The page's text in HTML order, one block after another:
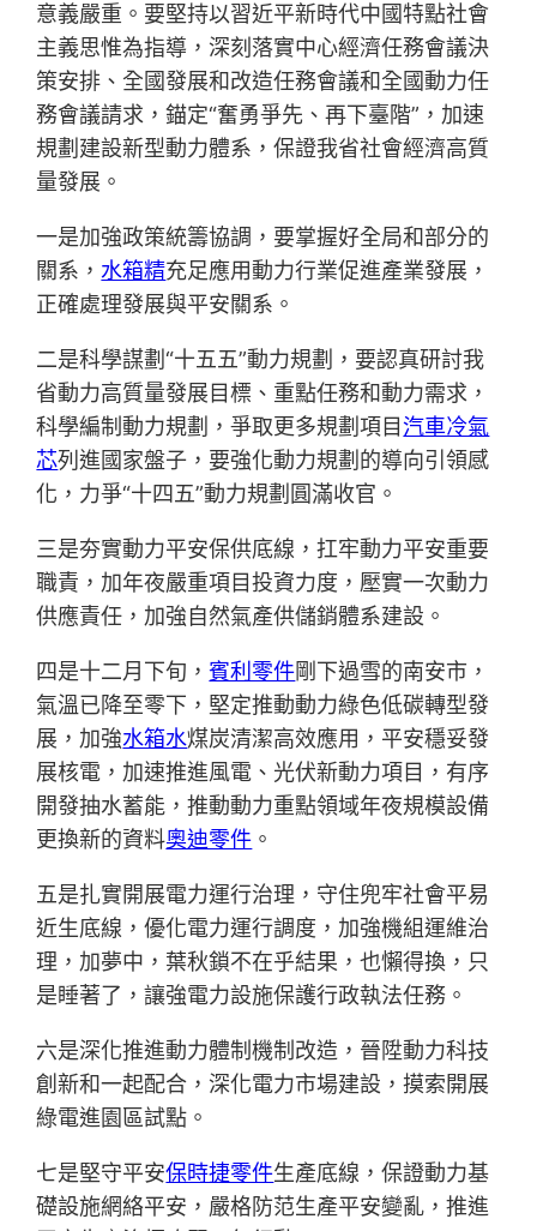
意義嚴重。要堅持以習近平新時代中國特點社會
主義思惟為指導，深刻落實中心經濟任務會議決
策安排、全國發展和改造任務會議和全國動力任
務會議請求，錨定“奮勇爭先、再下臺階”，加速
規劃建設新型動力體系，保證我省社會經濟高質
量發展。
一是加強政策統籌協調，要掌握好全局和部分的
關系， 水箱精充足應用動力行業促進產業發展，
正確處理發展與平安關系。
二是科學謀劃“十五五”動力規劃，要認真研討我
省動力高質量發展目標、重點任務和動力需求，
科學編制動力規劃，爭取更多規劃項目汽車冷氣
芯列進國家盤子，要強化動力規劃的導向引領感
化，力爭“十四五”動力規劃圓滿收官。
三是夯實動力平安保供底線，扛牢動力平安重要
職責，加年夜嚴重項目投資力度，壓實一次動力
供應責任，加強自然氣產供儲銷體系建設。
四是十二月下旬，賓利零件剛下過雪的南安市，
氣溫已降至零下，堅定推動動力綠色低碳轉型發
展，加強水箱水煤炭清潔高效應用，平安穩妥發
展核電，加速推進風電、光伏新動力項目，有序
開發抽水蓄能，推動動力重點領域年夜規模設備
更換新的資料奧迪零件 。
五是扎實開展電力運行治理，守住兜牢社會平易
近生底線，優化電力運行調度，加強機組運維治
理，加夢中，葉秋鎖不在乎結果，也懶得換，只
是睡著了，讓強電力設施保護行政執法任務。
六是深化推進動力體制機制改造，晉陞動力科技
創新和一起配合，深化電力市場建設，摸索開展
綠電進園區試點。
七是堅守平安保時捷零件生產底線，保證動力基
礎設施網絡平安，嚴格防范生產平安變亂，推進